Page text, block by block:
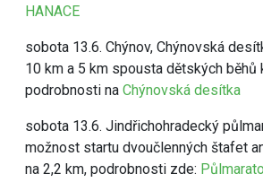
HANACE
sobota 13.6. Chýnov, Chýnovská
10 km a 5 km spousta dětských běhů
podrobnosti na Chýnovská desítka
sobota 13.6. Jindřichohradecký
možnost startu dvoučlenných štafet
na 2,2 km, podrobnosti zde: